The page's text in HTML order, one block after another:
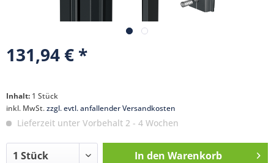
131,94 € *
Inhalt: 1 Stück
inkl. MwSt.zzgl. evtl. anfallender Versandkosten
Lieferzeit unter Vorbehalt 2 - 4 Wochen
In den Warenkorb